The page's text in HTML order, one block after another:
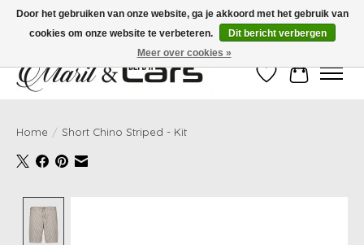
Gratis verzending vanaf €99,- | Voor 16:00 uur besteld, vandaag verzonden!
Verlanglijst
Home / Short Chino Striped - Kit
Door het gebruiken van onze website, ga je akkoord met het gebruik van
cookies om onze website te verbeteren.
Dit bericht verbergen
Meer over cookies »